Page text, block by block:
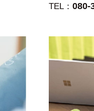
TEL：080-